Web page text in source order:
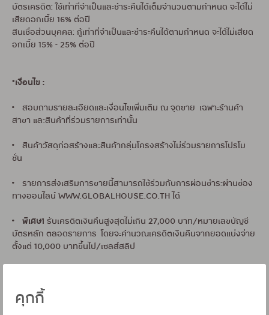
คุกกี้
บัตรเครดิต: ใช้เท่าที่จำเป็นและชำระคืนได้เต็มจำนวนตามกำหนด จะได้ไม่
เสียดอกเบี้ย 16% ต่อปี
สินเชื่อส่วนบุคคล: กู้เท่าที่จำเป็นและชำระคืนได้ตามกำหนด จะได้ไม่เสียด
อกเบี้ย 15% - 25% ต่อปี
*เงื่อนไข :
• สอบถามรายละเอียดและเงื่อนไขเพิ่มเติม ณ จุดขาย เฉพาะร้านค้า
สาขา และสินค้าที่ร่วมรายการเท่านั้น
• สินค้าวัสดุก่อสร้างและสินค้ากลุ่มโครงสร้างไม่ร่วมรายการโปรโม
ชั่น
• รายการส่งเสริมการขายนี้สามารถใช้ร่วมกับการผ่อนชำระผ่านช่อง
ทางออนไลน์ WWW.GLOBALHOUSE.CO.TH ได้
• พิเศษ1 รับเครดิตเงินคืนสูงสุดไม่เกิน 27,000 บาท/หมายเลขบัญชี
บัตรหลัก ตลอดรายการ โดยจะคำนวณเครดิตเงินคืนจากยอดแบ่งจ่าย
ตั้งแต่ 10,000 บาทขึ้นไป/เซลส์สลิป
ยกเลิกในภายหลัง กรณีที่ร้านค้าไม่ได้ทำการเรียกเก็บยอดใช้จ่ายภายใน
30 วัน นับจากวันสิ้นสุดรายการส่งเสริมการขาย บริษัทฯ ขอสงวนสิทธิ์